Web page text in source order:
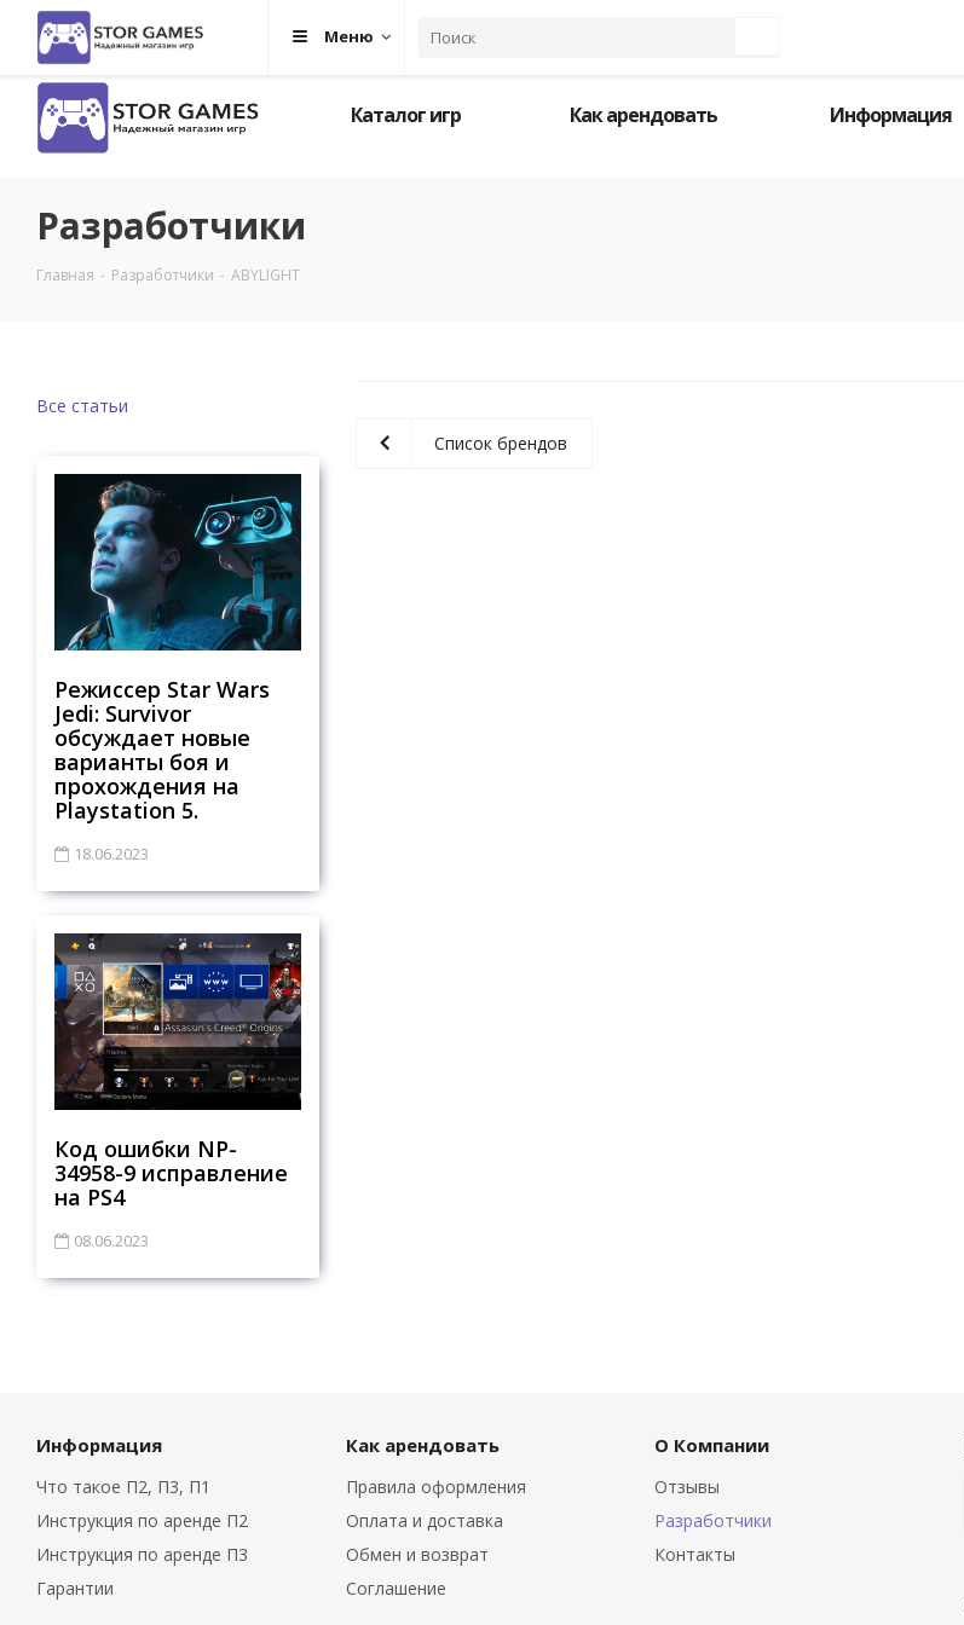
Каталог игр Как арендовать Информация
Меню
Разработчики
Главная - Разработчики - ABYLIGHT
Список брендов
Все статьи
Режиссер Star Wars
Jedi: Survivor
обсуждает новые
варианты боя и
прохождения на
Playstation 5.
18.06.2023
Код ошибки NP-
34958-9 исправление
на PS4
08.06.2023
Информация
Что такое П2, П3, П1
Инструкция по аренде П2
Инструкция по аренде П3
Гарантии
Как арендовать
Правила оформления
Оплата и доставка
Обмен и возврат
Соглашение
О Компании
Отзывы
Разработчики
Контакты